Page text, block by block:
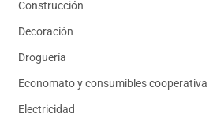
Construcción
Decoración
Droguería
Economato y consumibles cooperativa
Electricidad